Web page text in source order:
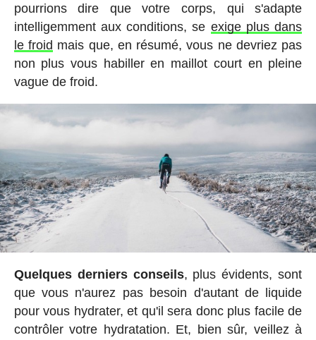
pourrions dire que votre corps, qui s'adapte
intelligemment aux conditions, se exige plus dans
le froid mais que, en résumé, vous ne devriez pas
non plus vous habiller en maillot court en pleine
vague de froid.
Quelques derniers conseils, plus évidents, sont
que vous n'aurez pas besoin d'autant de liquide
pour vous hydrater, et qu'il sera donc plus facile de
contrôler votre hydratation. Et, bien sûr, veillez à